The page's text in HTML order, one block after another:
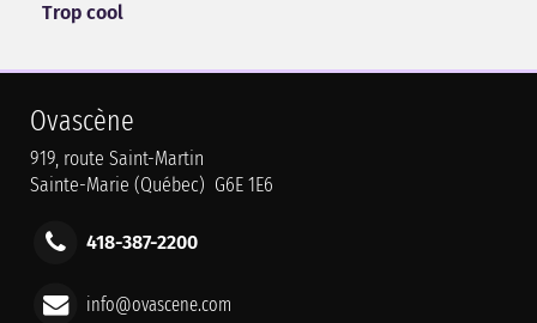
Trop cool
Ovascène
919, route Saint-Martin
Sainte-Marie (Québec) G6E 1E6
418-387-2200
info@ovascene.com